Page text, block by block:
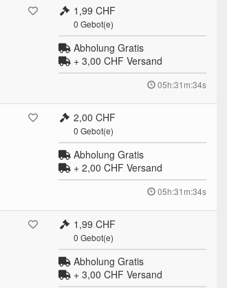
1,99 CHF
0 Gebot(e)
Abholung Gratis
+ 3,00 CHFVersand
05h:31m:33s
2,00 CHF
0 Gebot(e)
Abholung Gratis
+ 2,00 CHFVersand
05h:31m:33s
1,99 CHF
0 Gebot(e)
Abholung Gratis
+ 3,00 CHFVersand